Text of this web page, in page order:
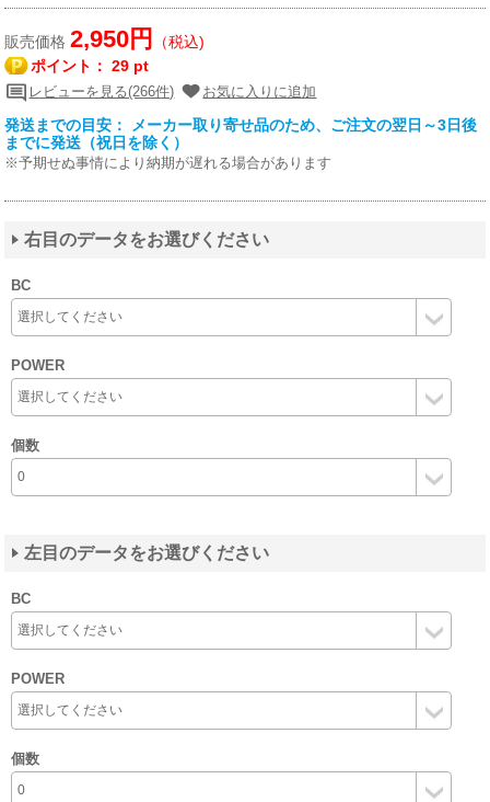
販売価格2,950円
（税込)
ポイント：29 pt
レビューを見る(266件) お気に入りに追加
発送までの目安： メーカー取り寄せ品のため、ご注文の翌日～3日後
までに発送（祝日を除く）
※予期せぬ事情により納期が遅れる場合があります
右目のデータをお選びください
BC
POWER
個数
左目のデータをお選びください
BC
POWER
個数